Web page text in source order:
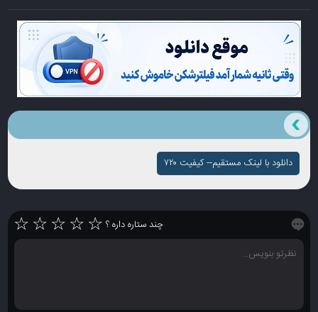
دانلود با لینک مستقیم-- کیفیت ۷۲۰
چند ستاره داره ؟ ☆
☆
☆
☆
☆